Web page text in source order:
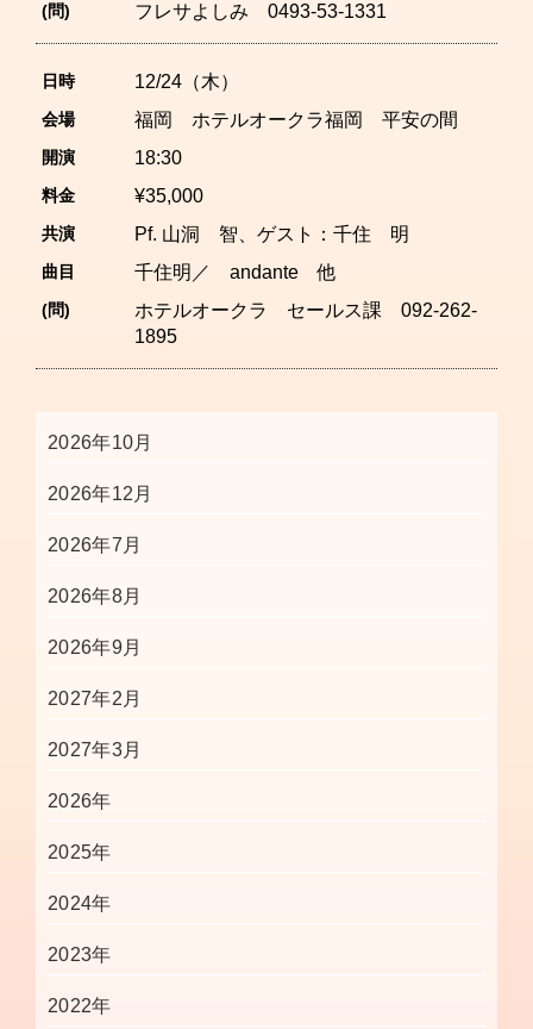
(問) フレサよしみ 0493-53-1331
日時 12/24（木）
会場 福岡 ホテルオークラ福岡 平安の間
開演 18:30
料金 ¥35,000
共演 Pf. 山洞 智、ゲスト：千住 明
曲目 千住明／ andante 他
(問)
ホテルオークラ セールス課 092-262-
1895
2026年10月
2026年12月
2026年7月
2026年8月
2026年9月
2027年2月
2027年3月
2026年
2025年
2024年
2023年
2022年